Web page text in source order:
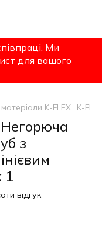
Ми
для вашого
матеріали K-FLEX K-
Негорюча
з
1
відгук